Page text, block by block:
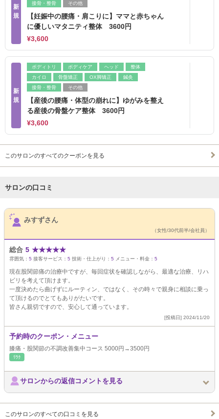
新
規
接骨・整骨
その他
【妊娠中の腰痛・肩こりに】ママと赤ちゃん
に優しいマタニティ整体 3600円
¥3,600
新
規
ボディトリ ボディケア ヘッド
整体
カイロ
骨盤矯正 OX脚矯正
鍼灸
接骨・整骨
その他
【産後の腰痛・体型の崩れに】ゆがみを整え
る産後の骨盤ケア整体 3600円
¥3,600
このサロンのすべてのクーポンを見る
サロンの口コミ
サロンPick Up
みすずさん
（女性/30代前半/会社員）
総合 5 ★★★★★
雰囲気： 5 接客サービス： 5 技術・仕上がり： 5 メニュー・料金： 5
現在股関節痛の治療中ですが、毎回症状を確認しながら、最適な治療、リハ
ビリを考えて頂けます。
一度決めたら曲げずにルーティン、ではなく、その時々で親身に相談に乗っ
て頂けるのでとてもありがたいです。
皆さん親切ですので、安心して通っています。
[投稿日] 2024/11/20
予約時のクーポン・メニュー
膝痛・股関節の不調改善集中コース 5000円→3500円
ﾘﾗｸ
サロンからの返信コメントを見る
このサロンのすべての口コミを見る